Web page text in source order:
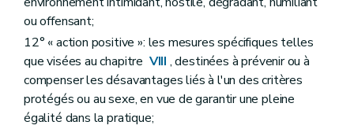
ou offensant;
12° « action positive »: les mesures spécifiques telles
que visées au chapitre VIII , destinées à prévenir ou à
compenser les désavantages liés à l'un des critères
protégés ou au sexe, en vue de garantir une pleine
égalité dans la pratique;